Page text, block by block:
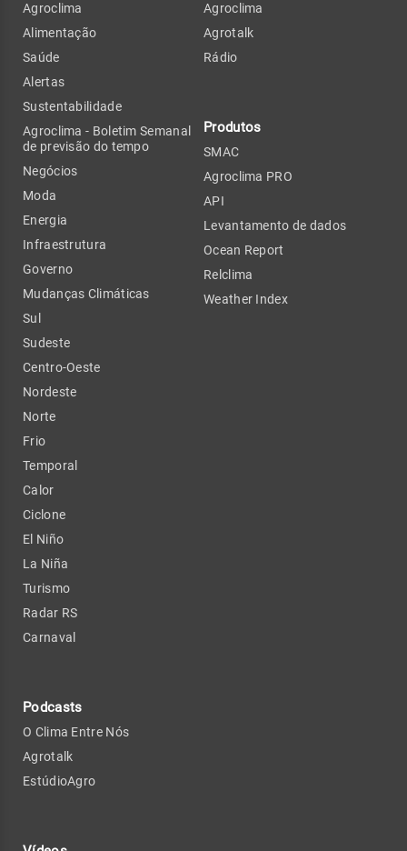
Agroclima
Alimentação
Saúde
Alertas
Sustentabilidade
Agroclima - Boletim Semanal
de previsão do tempo
Negócios
Moda
Energia
Infraestrutura
Governo
Mudanças Climáticas
Sul
Sudeste
Centro-Oeste
Nordeste
Norte
Frio
Temporal
Calor
Ciclone
El Niño
La Niña
Turismo
Radar RS
Carnaval
Podcasts
O Clima Entre Nós
Agrotalk
EstúdioAgro
Agroclima
Agrotalk
Rádio
Produtos
SMAC
Agroclima PRO
API
Levantamento de dados
Ocean Report
Relclima
Weather Index